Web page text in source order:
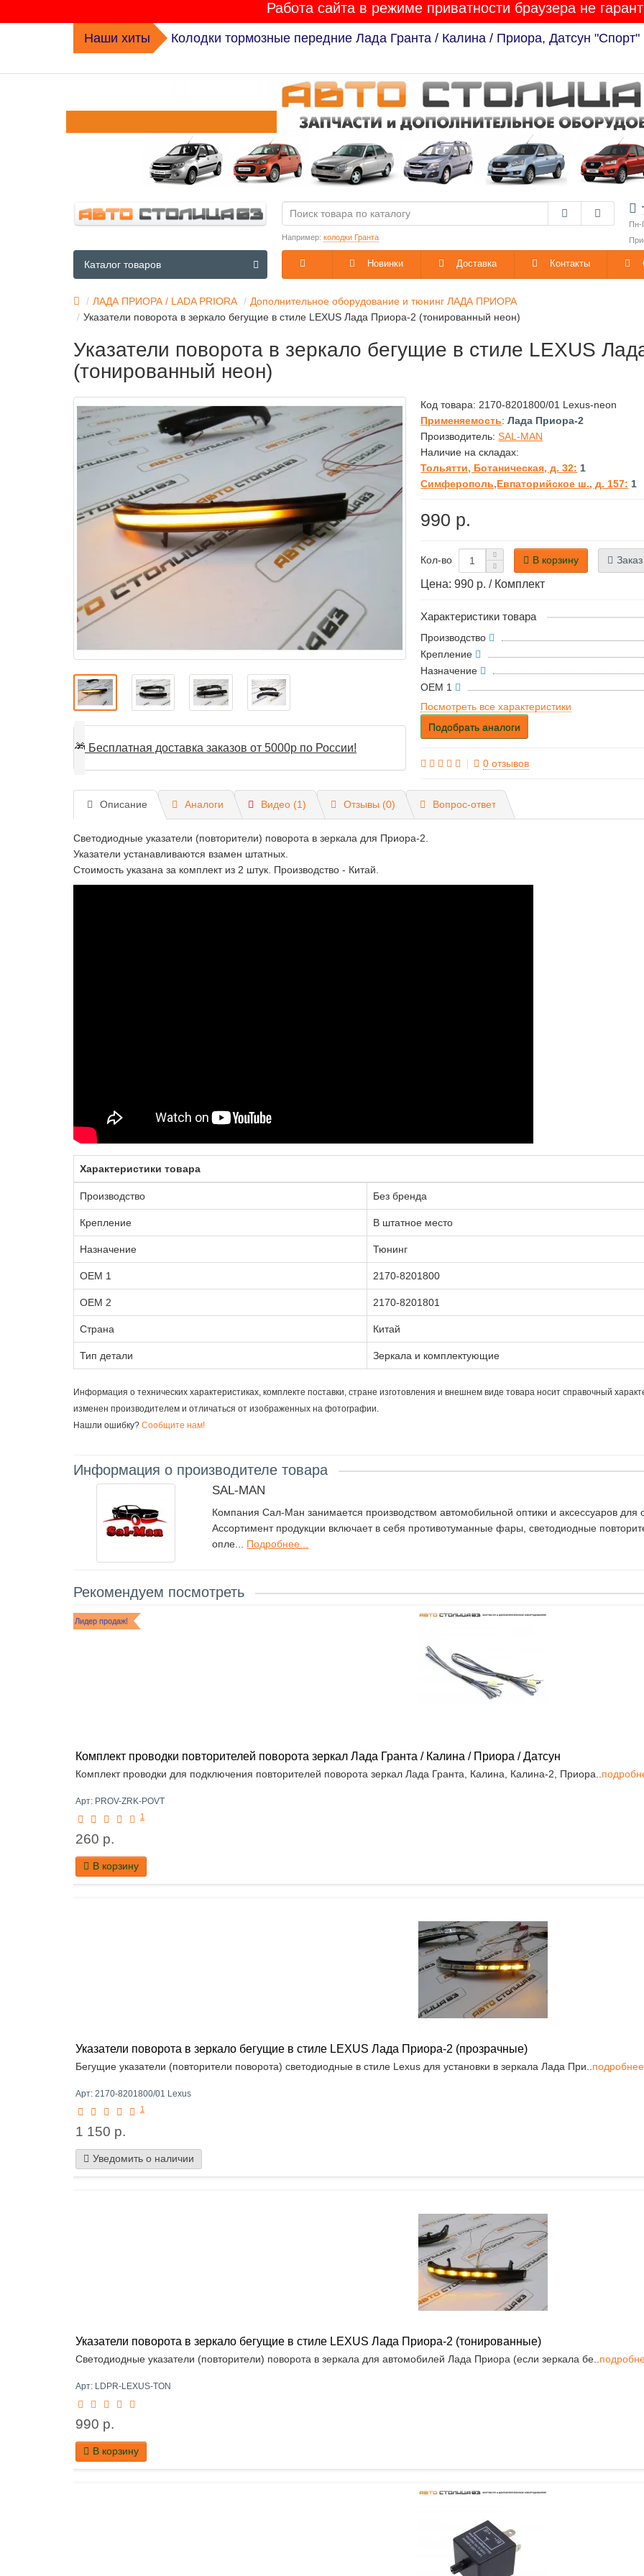
Работа сайта в режиме приватности браузера не
Наши хиты Колодки тормозные передние Лада Гранта / Калина / Приора, Датсун "Спорт"
Пн-
Например: колодки Гранта
Новинки Доставка Контакты
Каталог товаров
ЛАДА ПРИОРА / LADA PRIORA
Дополнительное оборудование и тюнинг ЛАДА ПРИОРА
Указатели поворота в зеркало бегущие в стиле LEXUS Лада Приора-2 (тонированный неон)
Указатели поворота в зеркало бегущие в стиле LEXUS
(тонированный неон)
🎁 Бесплатная доставка заказов от 5000р по России!
Код товара: 2170-8201800/01 Lexus-neon
Применяемость:Лада Приора-2
Производитель:SAL-MAN
Наличие на складах:
Тольятти, Ботаническая, д. 32: 1
Симферополь,Евпаторийское ш., д. 157: 1
990 р.
Кол-во В корзину
Цена: 990 р. / Комплект
Характеристики товара
Производство
Крепление
Назначение
OEM 1
Посмотреть все характеристики
Подобрать аналоги
0 отзывов
Описание Аналоги Видео (1) Отзывы (0) Вопрос-ответ
Светодиодные указатели (повторители) поворота в зеркала для Приора-2.
Указатели устанавливаются взамен штатных.
Стоимость указана за комплект из 2 штук. Производство - Китай.
Характеристики товара
Производство Без бренда
Крепление В штатное место
Назначение Тюнинг
OEM 1 2170-8201800
OEM 2 2170-8201801
Страна Китай
Тип детали Зеркала и комплектующие
Информация о технических характеристиках, комплекте поставки, стране изготовления и внешнем виде товара носит справочный
изменен производителем и отличаться от изображенных на фотографии.
Нашли ошибку? Сообщите нам!
Информация о производителе товара
SAL-MAN
Компания Сал-Ман занимается производством автомобильной оптики и аксессуаров
Ассортимент продукции включает в себя противотуманные фары, светодиодные
опле... Подробнее...
Рекомендуем посмотреть
Лидер продаж!
Комплект проводки повторителей поворота зеркал Лада Гранта / Калина / Приора / Датсун
Комплект проводки для подключения повторителей поворота зеркал Лада Гранта, Калина, Калина-2, Приора..
Арт: PROV-ZRK-POVT
1
260 р.
В корзину
Указатели поворота в зеркало бегущие в стиле LEXUS Лада Приора-2 (прозрачные)
Бегущие указатели (повторители поворота) светодиодные в стиле Lexus для установки в зеркала Лада При.. подробнее
Арт: 2170-8201800/01 Lexus
1
1 150 р.
Уведомить о наличии
Указатели поворота в зеркало бегущие в стиле LEXUS Лада Приора-2 (тонированные)
Светодиодные указатели (повторители) поворота в зеркала для автомобилей Лада Приора (если зеркала бе..
Арт: LDPR-LEXUS-TON
990 р.
В корзину